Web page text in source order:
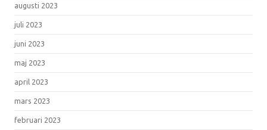
augusti 2023
juli 2023
juni 2023
maj 2023
april 2023
mars 2023
februari 2023